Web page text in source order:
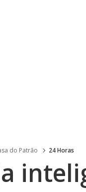
do Patrão 24 Horas